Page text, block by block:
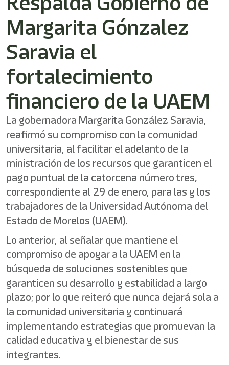
Este
acceso
directo
lector
de
pantalla
para
ayudarle
navegar
interactuar
con
contenido.
Margarita Gónzalez
Saravia el
fortalecimiento
financiero de la UAEM
La gobernadora Margarita González Saravia,
reafirmó su compromiso con la comunidad
universitaria, al facilitar el adelanto de la
ministración de los recursos que garanticen el
pago puntual de la catorcena número tres,
correspondiente al 29 de enero, para las y los
trabajadores de la Universidad Autónoma del
Estado de Morelos (UAEM).
Lo anterior, al señalar que mantiene el
compromiso de apoyar a la UAEM en la
búsqueda de soluciones sostenibles que
garanticen su desarrollo y estabilidad a largo
plazo; por lo que reiteró que nunca dejará sola a
la comunidad universitaria y continuará
implementando estrategias que promuevan la
calidad educativa y el bienestar de sus
integrantes.